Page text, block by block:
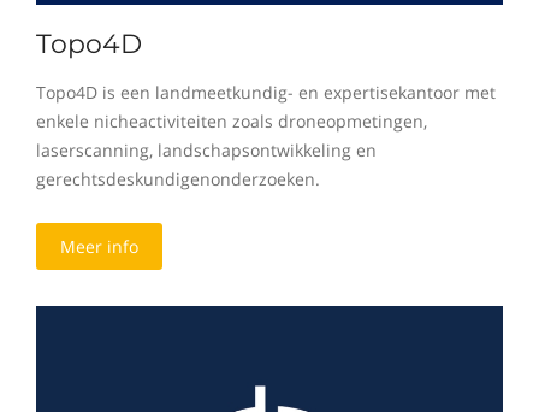
Topo4D
Topo4D is een landmeetkundig- en expertisekantoor met
enkele nicheactiviteiten zoals droneopmetingen,
laserscanning, landschapsontwikkeling en
gerechtsdeskundigenonderzoeken.
Meer info